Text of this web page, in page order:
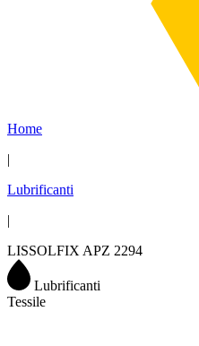
Home
|
Lubrificanti
|
LISSOLFIX APZ 2294
Lubrificanti
Tessile